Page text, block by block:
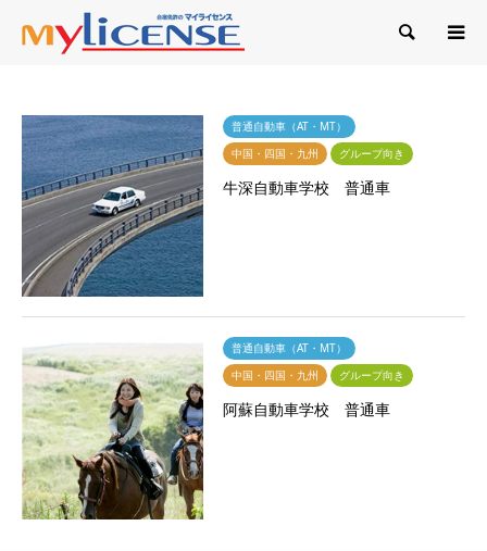
検索
普通自動車（AT・MT）
中国・四国・九州
グループ向き
牛深自動車学校 普通車
普通自動車（AT・MT）
中国・四国・九州
グループ向き
阿蘇自動車学校 普通車